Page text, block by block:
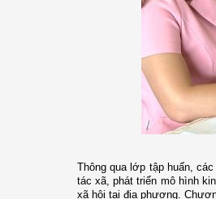
Thông qua lớp tập huấn,
tác xã, phát triển mô hình
xã hội tại địa phương.